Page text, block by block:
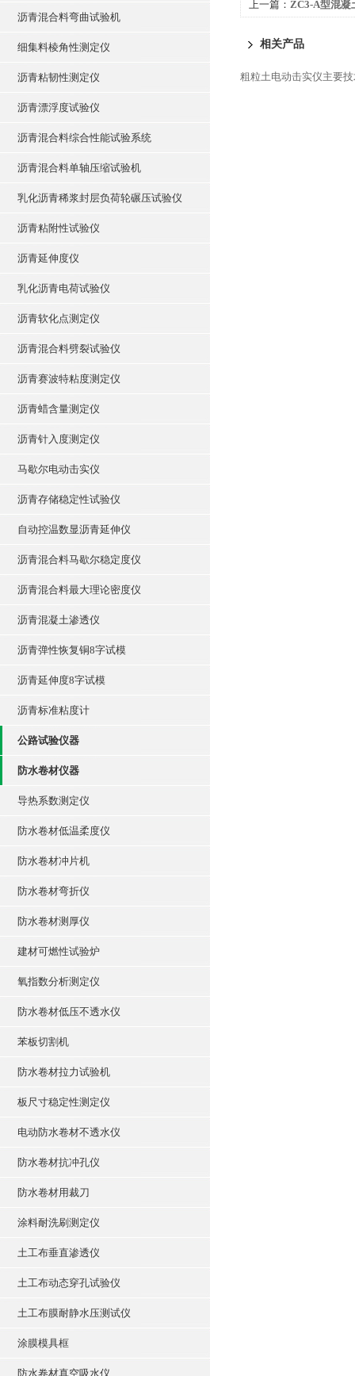
沥青混合料弯曲试验机
细集料棱角性测定仪
沥青粘韧性测定仪
沥青漂浮度试验仪
沥青混合料综合性能试验系统
沥青混合料单轴压缩试验机
乳化沥青稀浆封层负荷轮碾压试验仪
沥青粘附性试验仪
沥青延伸度仪
乳化沥青电荷试验仪
沥青软化点测定仪
沥青混合料劈裂试验仪
沥青赛波特粘度测定仪
沥青蜡含量测定仪
沥青针入度测定仪
马歇尔电动击实仪
沥青存储稳定性试验仪
自动控温数显沥青延伸仪
沥青混合料马歇尔稳定度仪
沥青混合料最大理论密度仪
沥青混凝土渗透仪
沥青弹性恢复铜8字试模
沥青延伸度8字试模
沥青标准粘度计
公路试验仪器
防水卷材仪器
导热系数测定仪
防水卷材低温柔度仪
防水卷材冲片机
防水卷材弯折仪
防水卷材测厚仪
建材可燃性试验炉
氧指数分析测定仪
防水卷材低压不透水仪
苯板切割机
防水卷材拉力试验机
板尺寸稳定性测定仪
电动防水卷材不透水仪
防水卷材抗冲孔仪
防水卷材用裁刀
涂料耐洗刷测定仪
土工布垂直渗透仪
土工布动态穿孔试验仪
土工布膜耐静水压测试仪
涂膜模具框
防水卷材真空吸水仪
上一篇： ZC3-A型混凝
相关产品
粗粒土电动击实仪主要